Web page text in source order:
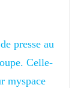
presse au
Celle-
myspace